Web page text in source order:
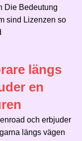
Die Bedeutung
sind Lizenzen so
längs
en
och erbjuder
längs vägen